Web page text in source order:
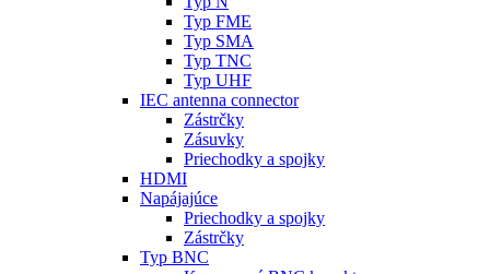
Typ FME
Typ SMA
Typ TNC
Typ UHF
IEC antenna connector
Zástrčky
Zásuvky
Priechodky a spojky
HDMI
Napájajúce
Priechodky a spojky
Zástrčky
Typ BNC